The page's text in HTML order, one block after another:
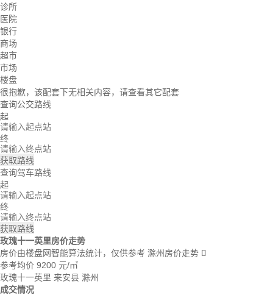
诊所
医院
银行
商场
超市
市场
楼盘
很抱歉，该配套下无相关内容，请查看其它配套
查询公交路线
起
终
获取路线
查询驾车路线
起
终
获取路线
玫瑰十一英里房价走势
房价由楼盘网智能算法统计，仅供参考 滁州房价走势 
参考均价 9200 元/㎡
玫瑰十一英里 来安县 滁州
成交情况